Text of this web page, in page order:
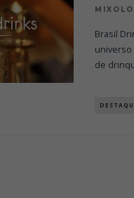
Brasil
universo
de